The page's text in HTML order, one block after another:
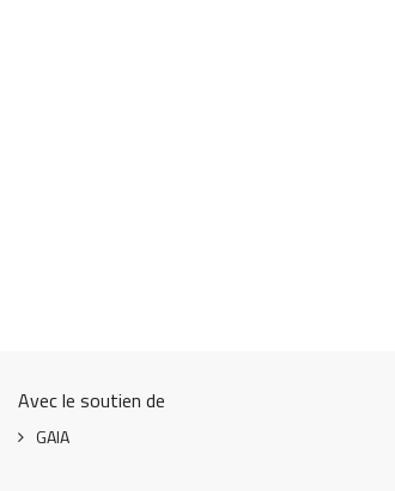
Avec le soutien de
GAIA